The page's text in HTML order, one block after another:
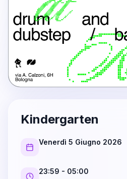
Kindergarten
Venerdì 5 Giugno 2026
23:59 - 05:00